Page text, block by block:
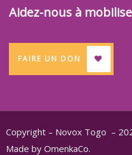
Aidez-nous à
FAIRE UN DON
Copyright – Novox Togo –
Made by OmenkaCo.